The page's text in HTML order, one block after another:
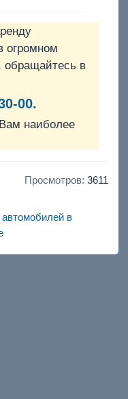
огромном
обращайтесь в
00.
наиболее
Просмотров: 3611
автомобилей в